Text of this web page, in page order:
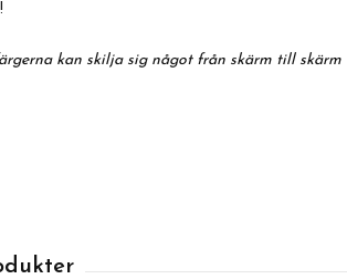
kan skilja sig något från skärm till skärm